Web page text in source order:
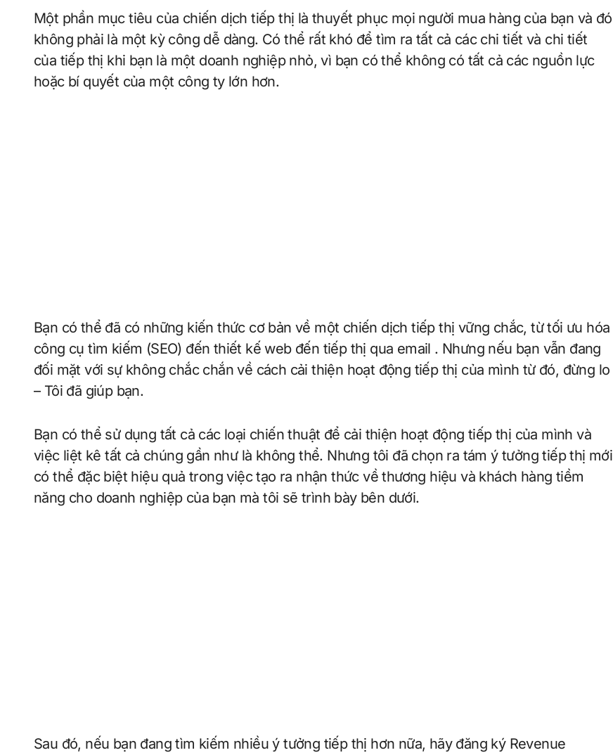
Một phần mục tiêu của chiến dịch tiếp thị là thuyết phục mọi người mua hàng của bạn và đó
không phải là một kỳ công dễ dàng. Có thể rất khó để tìm ra tất cả các chi tiết và chi tiết
của tiếp thị khi bạn là một doanh nghiệp nhỏ, vì bạn có thể không có tất cả các nguồn lực
hoặc bí quyết của một công ty lớn hơn.
Bạn có thể đã có những kiến ​​thức cơ bản về một chiến dịch tiếp thị vững chắc, từ tối ưu hóa
công cụ tìm kiếm (SEO) đến thiết kế web đến tiếp thị qua email . Nhưng nếu bạn vẫn đang
đối mặt với sự không chắc chắn về cách cải thiện hoạt động tiếp thị của mình từ đó, đừng lo
– Tôi đã giúp bạn.
Bạn có thể sử dụng tất cả các loại chiến thuật để cải thiện hoạt động tiếp thị của mình và
việc liệt kê tất cả chúng gần như là không thể. Nhưng tôi đã chọn ra tám ý tưởng tiếp thị mới
có thể đặc biệt hiệu quả trong việc tạo ra nhận thức về thương hiệu và khách hàng tiềm
năng cho doanh nghiệp của bạn mà tôi sẽ trình bày bên dưới.
Sau đó, nếu bạn đang tìm kiếm nhiều ý tưởng tiếp thị hơn nữa, hãy đăng ký Revenue